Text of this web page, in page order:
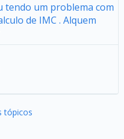
tendo um problema com
de IMC . Alquem
tópicos